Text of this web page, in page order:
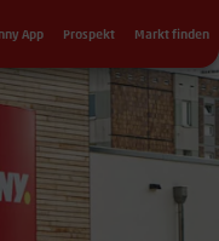
App Prospekt Markt finden